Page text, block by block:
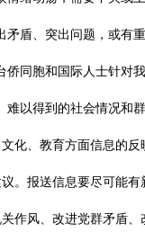
盾、突出问题，或有
同胞和国际人士针对
以得到的社会情况和群
化、教育方面信息的
。报送信息要尽可能
作风、改进党群矛盾、